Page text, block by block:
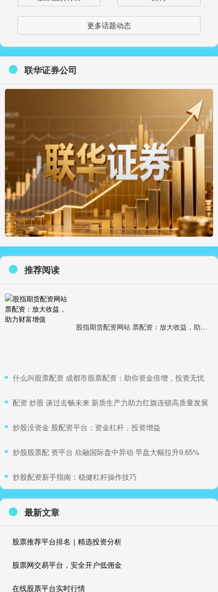
更多话题动态
联华证券公司
推荐阅读
股指期货配资网站 票配资：放大收益，助力财富增值
​什么叫股票配资 成都市股票配资：助你资金倍增，投资无忧
​配资 炒股 谈过去畅未来 新质生产力助力红旗连锁高质量发展
​炒股没资金 股配资平台：资金杠杆，投资增益
​炒股股票配 资平台 欣融国际盘中异动 早盘大幅拉升9.65%
​炒股配资新手指南：稳健杠杆操作技巧
最新文章
股票推荐平台排名｜精选投资分析
股票网交易平台，安全开户低佣金
在线股票平台实时行情